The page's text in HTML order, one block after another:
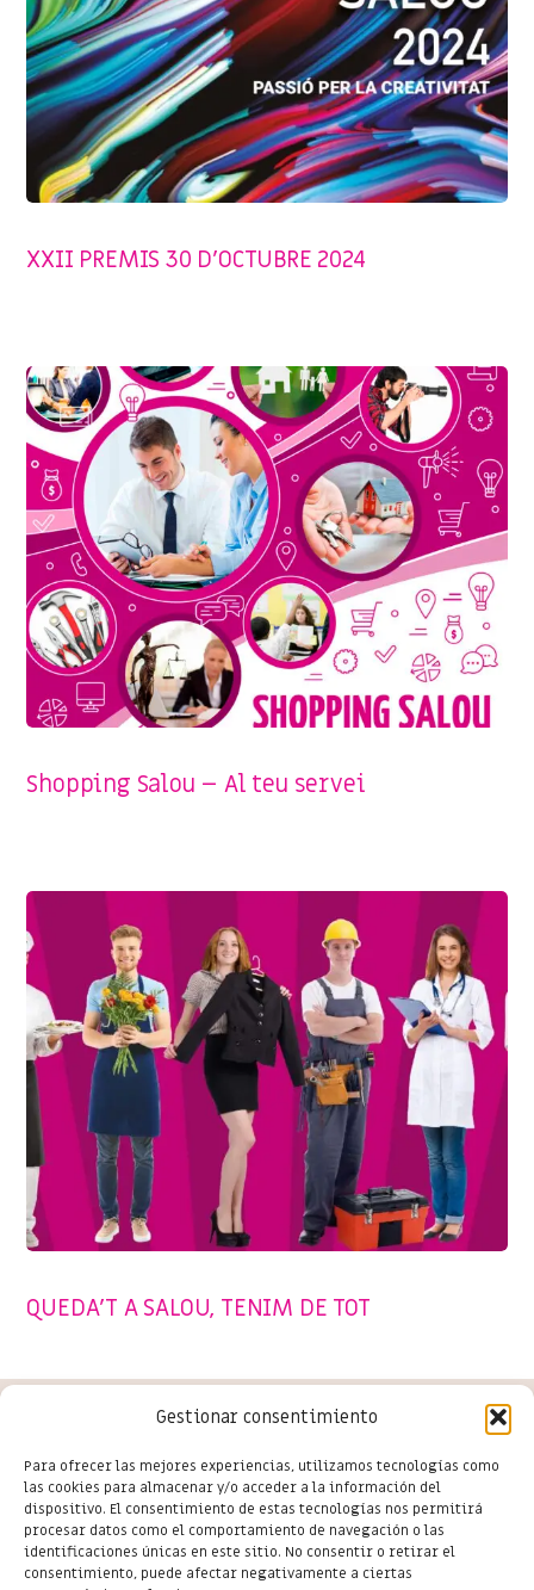
Gestionar consentimiento
Para ofrecer las mejores experiencias, utilizamos tecnologías como
las cookies para almacenar y/o acceder a la información del
dispositivo. El consentimiento de estas tecnologías nos permitirá
procesar datos como el comportamiento de navegación o las
identificaciones únicas en este sitio. No consentir o retirar el
consentimiento, puede afectar negativamente a ciertas
XXII PREMIS 30 D’OCTUBRE 2024
Shopping Salou – Al teu servei
QUEDA’T A SALOU, TENIM DE TOT
Conoce las últimas novedades
del comercio en Salou